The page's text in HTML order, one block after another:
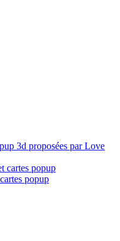
3d proposées par Love
cartes popup
popup